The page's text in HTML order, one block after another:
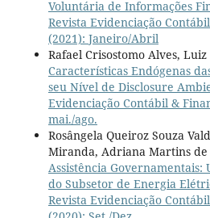
Voluntária de Informações
Revista Evidenciação
(2021): Janeiro/Abril
Rafael Crisostomo Alves,
Características Endógenas
seu Nível de Disclosure
Evidenciação Contábil &
mai./ago.
Rosângela Queiroz Souza
Miranda, Adriana Martins de
Assistência Governamentais:
do Subsetor de Energia
Revista Evidenciação